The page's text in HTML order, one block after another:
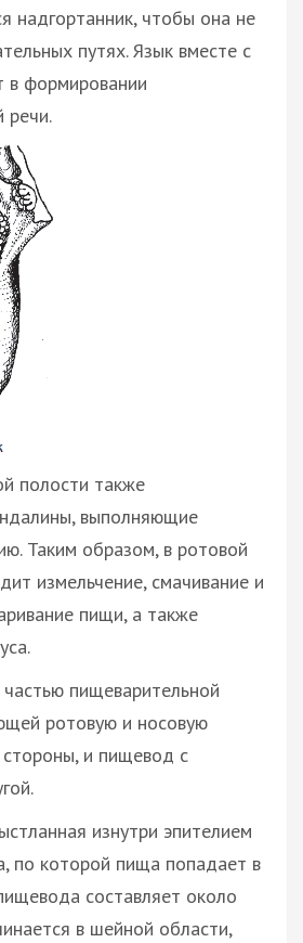
надгортанник, чтобы она не
путях. Язык вместе с
в формировании
речи.
полости также
выполняющие
Таким образом, в ротовой
измельчение, смачивание и
пищи, а также
частью пищеварительной
ротовую и носовую
и пищевод с
изнутри эпителием
по которой пища попадает в
составляет около
в шейной области,